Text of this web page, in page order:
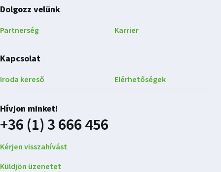
Dolgozz velünk
Partnerség Karrier
Kapcsolat
Iroda kereső Elérhetőségek
Hívjon minket!
+36 (1) 3 666 456
Kérjen visszahívást
Küldjön üzenetet